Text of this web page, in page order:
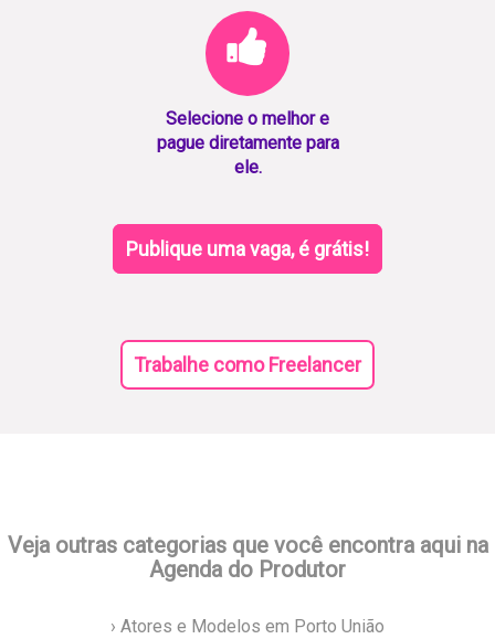
Selecione o melhor e
pague diretamente para
ele.
Publique uma vaga, é grátis!
Trabalhe como Freelancer
Veja outras categorias que você encontra aqui na
Agenda do Produtor
› Atores e Modelos em Porto União